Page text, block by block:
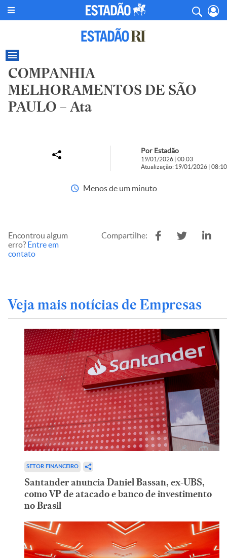
COMPANHIA
MELHORAMENTOS DE SÃO
PAULO – Ata
Por Estadão
19/01/2026 | 00:03
Atualização: 19/01/2026 | 08:10
Menos de um minuto
Encontrou algum
erro? Entre em
contato
Compartilhe:
Veja mais notícias de Empresas
SETOR FINANCEIRO
Santander anuncia Daniel Bassan, ex-UBS,
como VP de atacado e banco de investimento
no Brasil